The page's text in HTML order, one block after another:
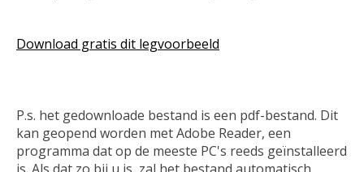
Download gratis dit legvoorbeeld
P.s. het gedownloade bestand is een pdf-bestand. Dit
kan geopend worden met Adobe Reader, een
programma dat op de meeste PC's reeds geïnstalleerd